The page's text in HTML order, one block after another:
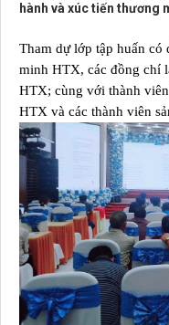
hành và xúc tiến thương
Tham dự lớp tập huấn có
minh HTX, các đồng chí
HTX; cùng với thành
HTX và các thành viên